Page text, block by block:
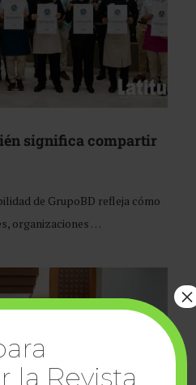
significa compartir
de GrupoBD refleja cómo
organizaciones …
la Revista
×